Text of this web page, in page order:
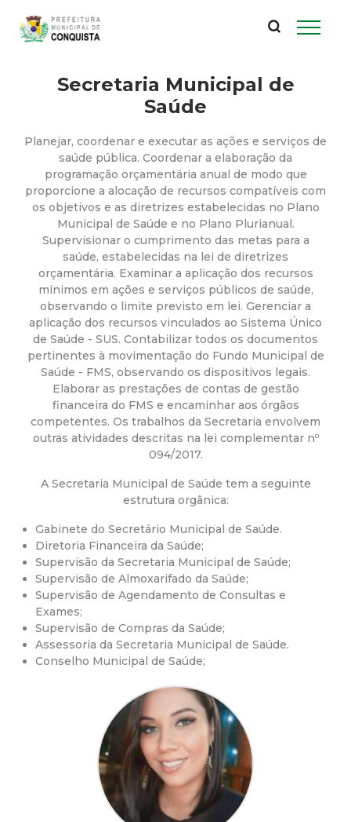
conteúdo
principal
P
f
e
i
t
u
r
a
M
u
n
c
i
p
a
Secretaria Municipal de
Saúde
Planejar, coordenar e executar as ações e serviços de
saúde pública. Coordenar a elaboração da
programação orçamentária anual de modo que
proporcione a alocação de recursos compatíveis com
os objetivos e as diretrizes estabelecidas no Plano
Municipal de Saúde e no Plano Plurianual.
Supervisionar o cumprimento das metas para a
saúde, estabelecidas na lei de diretrizes
orçamentária. Examinar a aplicação dos recursos
mínimos em ações e serviços públicos de saúde,
observando o limite previsto em lei. Gerenciar a
aplicação dos recursos vinculados ao Sistema Único
de Saúde - SUS. Contabilizar todos os documentos
pertinentes à movimentação do Fundo Municipal de
Saúde - FMS, observando os dispositivos legais.
Elaborar as prestações de contas de gestão
financeira do FMS e encaminhar aos órgãos
competentes. Os trabalhos da Secretaria envolvem
outras atividades descritas na lei complementar nº
094/2017.
A Secretaria Municipal de Saúde tem a seguinte
estrutura orgânica:
Gabinete do Secretário Municipal de Saúde.
Diretoria Financeira da Saúde;
Supervisão da Secretaria Municipal de Saúde;
Supervisão de Almoxarifado da Saúde;
Supervisão de Agendamento de Consultas e
Exames;
Supervisão de Compras da Saúde;
Assessoria da Secretaria Municipal de Saúde.
Conselho Municipal de Saúde;